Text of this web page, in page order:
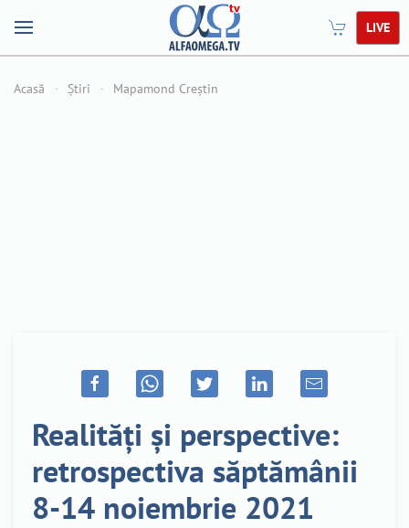
LIVE
Acasă Știri Mapamond Creștin
Realități și perspective:
retrospectiva săptămânii
8-14 noiembrie 2021